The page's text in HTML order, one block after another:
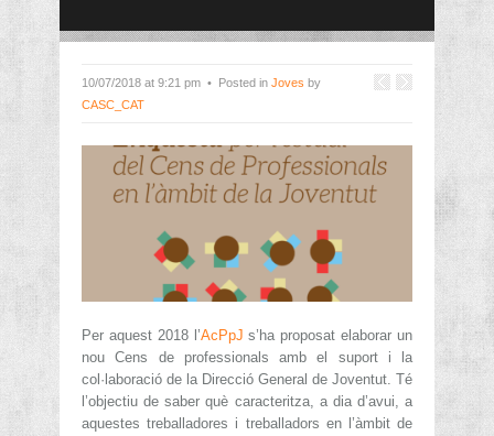
10/07/2018 at 9:21 pm • Posted in Joves by
CASC_CAT
Per aquest 2018 l’AcPpJ s’ha proposat elaborar un
nou Cens de professionals amb el suport i la
col·laboració de la Direcció General de Joventut. Té
l’objectiu de saber què caracteritza, a dia d’avui, a
aquestes treballadores i treballadors en l’àmbit de